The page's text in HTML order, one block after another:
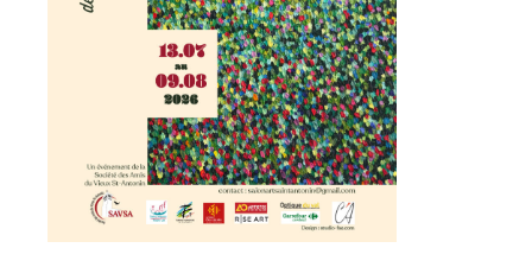
Adresse email*